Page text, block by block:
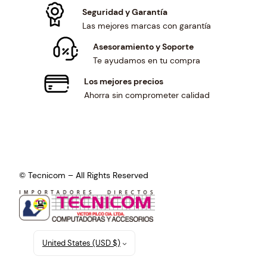
Seguridad y Garantía
Las mejores marcas con garantía
Asesoramiento y Soporte
Te ayudamos en tu compra
Los mejores precios
Ahorra sin comprometer calidad
© Tecnicom – All Rights Reserved
United States (USD $)